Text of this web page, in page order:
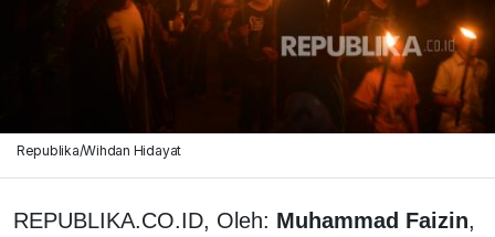
Republika/Wihdan Hidayat
REPUBLIKA.CO.ID, Oleh: Muhammad Faizin,